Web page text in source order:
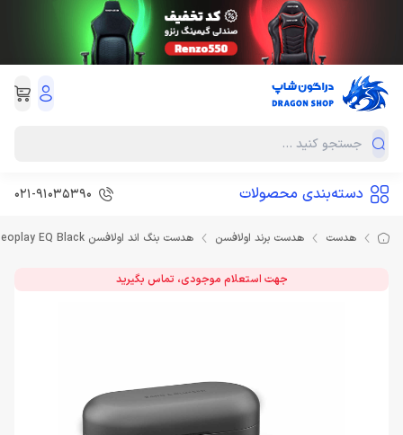
دسته‌بندی محصولات 021-91035390
هدست هدست برند اولافسن هدست بنگ اند اولافسن Bang And Olufsen Beoplay EQ Black
جهت استعلام موجودی، تماس بگیرید